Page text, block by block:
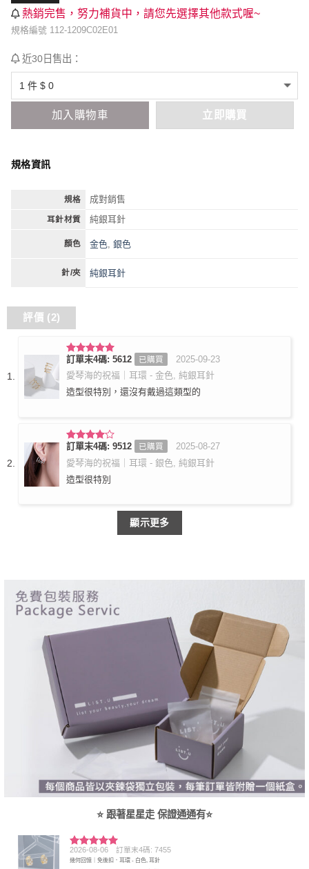
熱銷完售，努力補貨中，請您先選擇其他款式喔~
規格編號 112-1209C02E01
近30日售出：
加入購物車 立即購買
規格資訊
規格 成對銷售
耳針材質 純銀耳針
顏色 金色 ,銀色
針/夾 純銀耳針
評價 (2)
評分5滿
分 5
訂單末4碼: 5612 已購買
2025-09-23
愛琴海的祝福｜耳環 - 金色, 純銀耳針
造型很特別，還沒有戴過這類型的
評分4
滿分 5
訂單末4碼: 9512 已購買
2025-08-27
愛琴海的祝福｜耳環 - 銀色, 純銀耳針
造型很特別
顯示更多
⭐ 跟著星星走 保證通通有⭐
評分5 滿
分 5
2026-08-06 訂單末4碼: 7455
幾何回憶｜免後扣．耳環 - 白色, 耳針